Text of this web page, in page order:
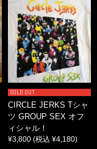
SOLD OUT
CIRCLE JERKS Tシャ
ツ GROUP SEX オフ
ィシャル！
¥3,800 (税込 ¥4,180)